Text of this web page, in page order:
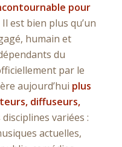
pour
Il est bien plus qu’un
humain et
du
par le
aujourd’hui plus
diffuseurs,
disciplines variées :
actuelles,